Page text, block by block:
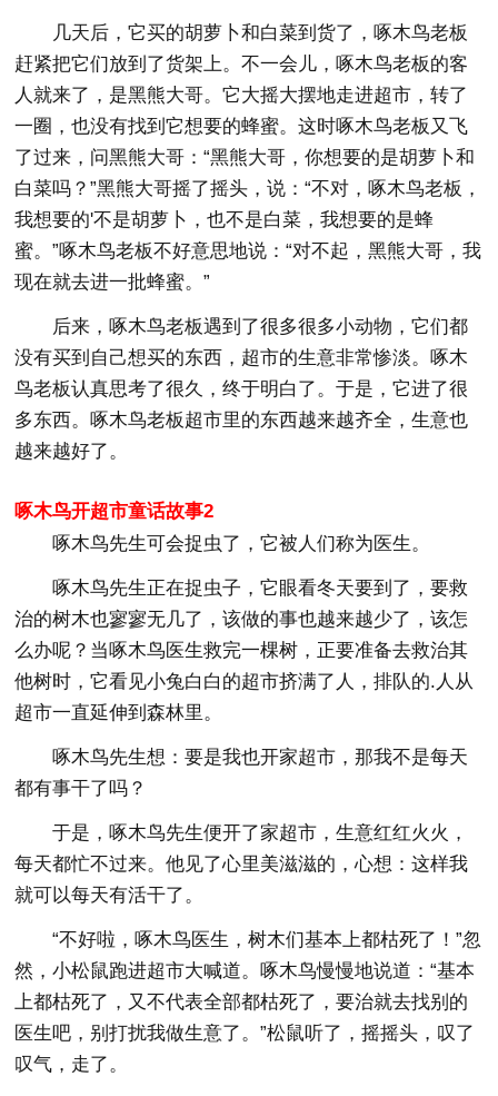
几天后，它买的胡萝卜和白菜到货了，啄木鸟老板
赶紧把它们放到了货架上。不一会儿，啄木鸟老板的客
人就来了，是黑熊大哥。它大摇大摆地走进超市，转了
一圈，也没有找到它想要的蜂蜜。这时啄木鸟老板又飞
了过来，问黑熊大哥：“黑熊大哥，你想要的是胡萝卜和
白菜吗？”黑熊大哥摇了摇头，说：“不对，啄木鸟老板，
我想要的'不是胡萝卜，也不是白菜，我想要的是蜂
蜜。”啄木鸟老板不好意思地说：“对不起，黑熊大哥，我
现在就去进一批蜂蜜。”
后来，啄木鸟老板遇到了很多很多小动物，它们都
没有买到自己想买的东西，超市的生意非常惨淡。啄木
鸟老板认真思考了很久，终于明白了。于是，它进了很
多东西。啄木鸟老板超市里的东西越来越齐全，生意也
越来越好了。
啄木鸟开超市童话故事2
啄木鸟先生可会捉虫了，它被人们称为医生。
啄木鸟先生正在捉虫子，它眼看冬天要到了，要救
治的树木也寥寥无几了，该做的事也越来越少了，该怎
么办呢？当啄木鸟医生救完一棵树，正要准备去救治其
他树时，它看见小兔白白的超市挤满了人，排队的.人从
超市一直延伸到森林里。
啄木鸟先生想：要是我也开家超市，那我不是每天
都有事干了吗？
于是，啄木鸟先生便开了家超市，生意红红火火，
每天都忙不过来。他见了心里美滋滋的，心想：这样我
就可以每天有活干了。
“不好啦，啄木鸟医生，树木们基本上都枯死了！”忽
然，小松鼠跑进超市大喊道。啄木鸟慢慢地说道：“基本
上都枯死了，又不代表全部都枯死了，要治就去找别的
医生吧，别打扰我做生意了。”松鼠听了，摇摇头，叹了
叹气，走了。